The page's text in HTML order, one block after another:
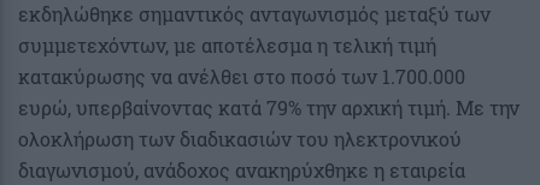
εκδηλώθηκε σημαντικός ανταγωνισμός μεταξύ των
συμμετεχόντων, με αποτέλεσμα η τελική τιμή
κατακύρωσης να ανέλθει στο ποσό των 1.700.000
ευρώ, υπερβαίνοντας κατά 79% την αρχική τιμή. Με την
ολοκλήρωση των διαδικασιών του ηλεκτρονικού
διαγωνισμού, ανάδοχος ανακηρύχθηκε η εταιρεία